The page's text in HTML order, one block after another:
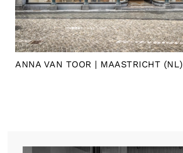
ANNA VAN TOOR | MAASTRICHT (NL)